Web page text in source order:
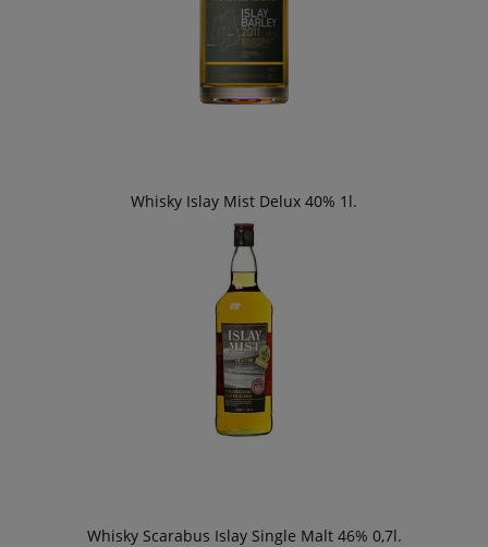
Whisky Islay Mist Delux 40% 1l.
Whisky Scarabus Islay Single Malt 46% 0,7l.